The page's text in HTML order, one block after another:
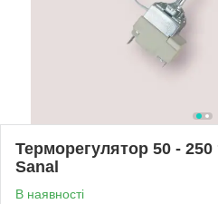
Терморегулятор 50 - 250
Sanal
В наявності